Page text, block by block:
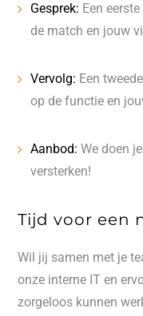
Gesprek: Een
de match en jouw
Vervolg: Een
op de functie en
Aanbod:We doen
versterken!
Tijd voor een
Wil jij samen met je
onze interne IT en
zorgeloos kunnen